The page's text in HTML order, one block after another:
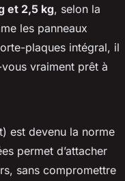
et 2,5 kg, selon la
les panneaux
plaques intégral, il
vraiment prêt à
est devenu la norme
permet d’attacher
sans compromettre